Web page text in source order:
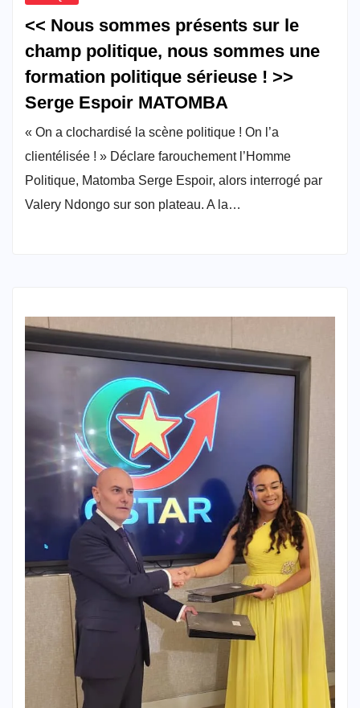
<< Nous sommes présents sur le
champ politique, nous sommes une
formation politique sérieuse ! >>
Serge Espoir MATOMBA
« On a clochardisé la scène politique ! On l’a
clientélisée ! » Déclare farouchement l’Homme
Politique, Matomba Serge Espoir, alors interrogé par
Valery Ndongo sur son plateau. A la…